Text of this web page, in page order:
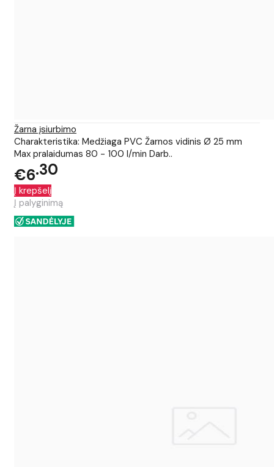
Žarna įsiurbimo
Charakteristika: Medžiaga PVC Žarnos vidinis Ø 25 mm
Max pralaidumas 80 - 100 l/min Darb..
€6 30
Į krepšelį
Į palyginimą